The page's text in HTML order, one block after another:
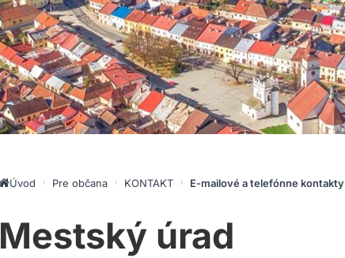
Úvod Pre občana KONTAKT E-mailové a telefónne kontakty
Mestský úrad